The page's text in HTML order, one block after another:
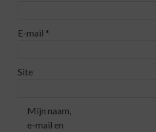
E-mail *
Site
Mijn naam,
e-mail en